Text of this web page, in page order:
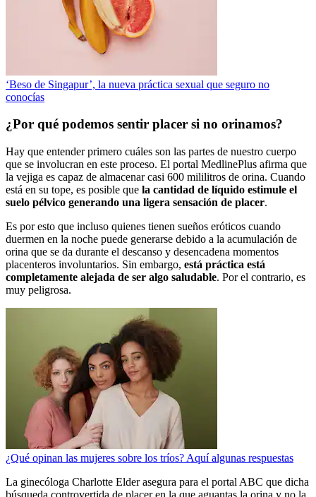
‘Beso de Singapur’, la nueva práctica sexual que seguro no
conocías
¿Por qué podemos sentir placer si no orinamos?
Hay que entender primero cuáles son las partes de nuestro cuerpo
que se involucran en este proceso. El portal MedlinePlus afirma que
la vejiga es capaz de almacenar casi 600 mililitros de orina. Cuando
está en su tope, es posible que la cantidad de líquido estimule el
suelo pélvico generando una ligera sensación de placer.
Es por esto que incluso quienes tienen sueños eróticos cuando
duermen en la noche puede generarse debido a la acumulación de
orina que se da durante el descanso y desencadena momentos
placenteros involuntarios. Sin embargo, está práctica está
completamente alejada de ser algo saludable. Por el contrario, es
muy peligrosa.
¿Qué opinan las mujeres sobre los tríos? Aquí algunas respuestas
La ginecóloga Charlotte Elder asegura para el portal ABC que dicha